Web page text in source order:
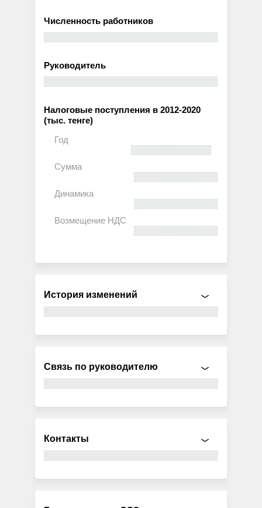
Численность работников
Руководитель
Налоговые поступления в 2012-2020
(тыс. тенге)
История изменений
Связь по руководителю
Контакты